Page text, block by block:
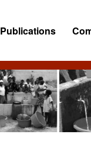
Publications